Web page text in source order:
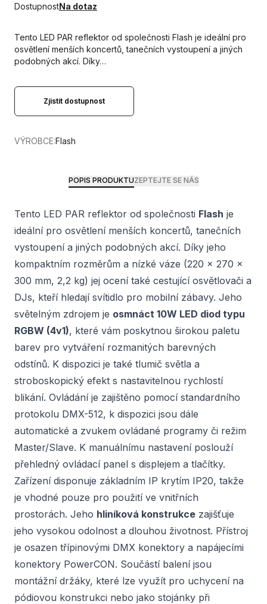
DostupnostNa dotaz
Tento LED PAR reflektor od společnosti Flash je ideální pro
osvětlení menších koncertů, tanečních vystoupení a jiných
podobných akcí. Díky…
Zjistit dostupnost
VÝROBCE:Flash
POPIS PRODUKTUZEPTEJTE SE NÁS
Tento LED PAR reflektor od společnosti Flash je
ideální pro osvětlení menších koncertů, tanečních
vystoupení a jiných podobných akcí. Díky jeho
kompaktním rozměrům a nízké váze (220 x 270 x
300 mm, 2,2 kg) jej ocení také cestující osvětlovači a
DJs, kteří hledají svítidlo pro mobilní zábavy. Jeho
světelným zdrojem je osmnáct 10W LED diod typu
RGBW (4v1), které vám poskytnou širokou paletu
barev pro vytváření rozmanitých barevných
odstínů. K dispozici je také tlumič světla a
stroboskopický efekt s nastavitelnou rychlostí
blikání. Ovládání je zajištěno pomocí standardního
protokolu DMX-512, k dispozici jsou dále
automatické a zvukem ovládané programy či režim
Master/Slave. K manuálnímu nastavení poslouží
přehledný ovládací panel s displejem a tlačítky.
Zařízení disponuje základním IP krytím IP20, takže
je vhodné pouze pro použití ve vnitřních
prostorách. Jeho hliníková konstrukce zajišťuje
jeho vysokou odolnost a dlouhou životnost. Přístroj
je osazen třípinovými DMX konektory a napájecími
konektory PowerCON. Součástí balení jsou
montážní držáky, které lze využít pro uchycení na
pódiovou konstrukci nebo jako stojánky při